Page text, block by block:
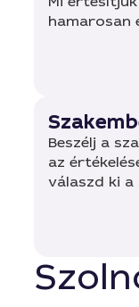
hamarosan
Beszélj a
az
válaszd ki